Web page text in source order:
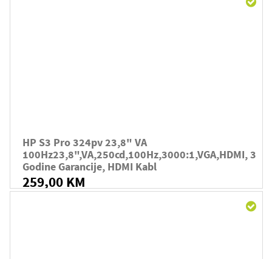
HP S3 Pro 324pv 23,8" VA
100Hz23,8",VA,250cd,100Hz,3000:1,VGA,HDMI, 3
Godine Garancije, HDMI Kabl
259,00 KM